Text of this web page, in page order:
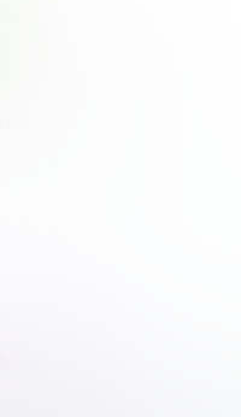
новостью